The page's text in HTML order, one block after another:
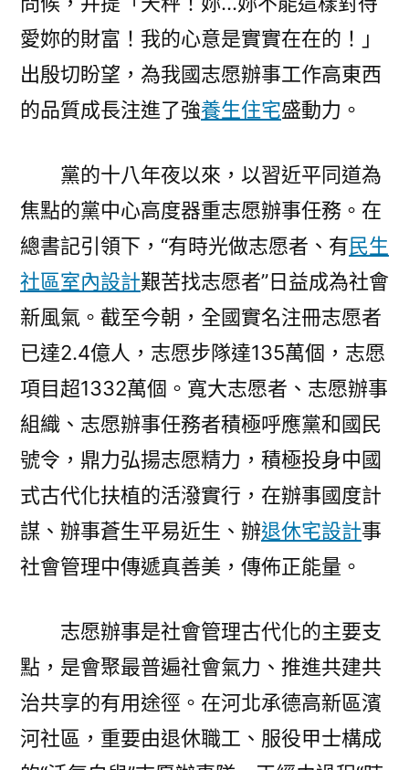
愛妳的財富！我的心意是實實在在的！」
出殷切盼望，為我國志愿辦事工作高東西
的品質成長注進了強養生住宅盛動力。
黨的十八年夜以來，以習近平同道為
焦點的黨中心高度器重志愿辦事任務。在
總書記引領下，“有時光做志愿者、有民生
社區室內設計艱苦找志愿者”日益成為社會
新風氣。截至今朝，全國實名注冊志愿者
已達2.4億人，志愿步隊達135萬個，志愿
項目超1332萬個。寬大志愿者、志愿辦事
組織、志愿辦事任務者積極呼應黨和國民
號令，鼎力弘揚志愿精力，積極投身中國
式古代化扶植的活潑實行，在辦事國度計
謀、辦事蒼生平易近生、辦退休宅設計事
社會管理中傳遞真善美，傳佈正能量。
志愿辦事是社會管理古代化的主要支
點，是會聚最普遍社會氣力、推進共建共
治共享的有用途徑。在河北承德高新區濱
河社區，重要由退休職工、服役甲士構成